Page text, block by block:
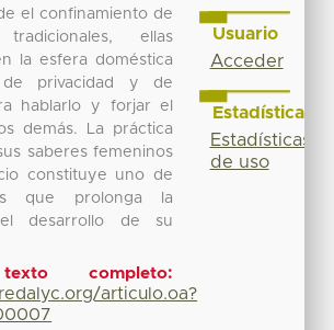
el confinamiento de
ellas
la esfera doméstica
privacidad y de
hablarlo y forjar el
demás. La práctica
saberes femeninos
constituye uno de
que prolonga la
desarrollo de su
completo:
articulo.oa?
Usuario
Acceder
Estadísticas
Estadísticas
de uso